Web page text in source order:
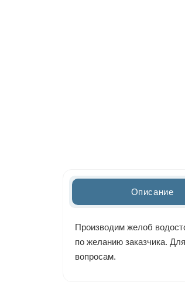
Описание
Производим желоб
по желанию заказчика.
вопросам.